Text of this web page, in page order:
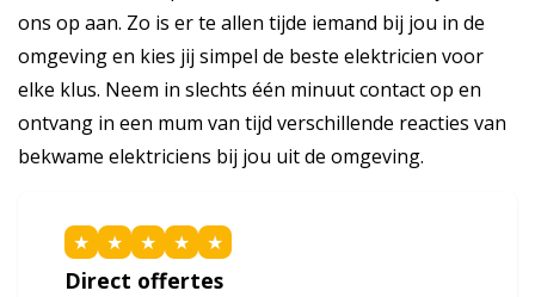
ons op aan. Zo is er te allen tijde iemand bij jou in de
omgeving en kies jij simpel de beste elektricien voor
elke klus. Neem in slechts één minuut contact op en
ontvang in een mum van tijd verschillende reacties van
bekwame elektriciens bij jou uit de omgeving.
★ ★ ★ ★ ★
Direct offertes